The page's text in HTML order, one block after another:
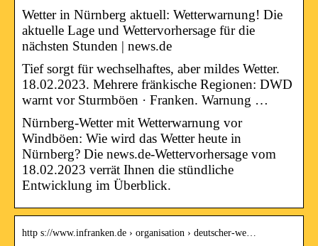
Wetter in Nürnberg aktuell: Wetterwarnung! Die
aktuelle Lage und Wettervorhersage für die
nächsten Stunden | news.de
Tief sorgt für wechselhaftes, aber mildes Wetter.
18.02.2023. Mehrere fränkische Regionen: DWD
warnt vor Sturmböen · Franken. Warnung …
Nürnberg-Wetter mit Wetterwarnung vor
Windböen: Wie wird das Wetter heute in
Nürnberg? Die news.de-Wettervorhersage vom
18.02.2023 verrät Ihnen die stündliche
Entwicklung im Überblick.
http s://www.infranken.de › organisation › deutscher-we…